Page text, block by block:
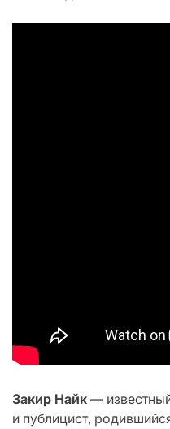
Закир Найк —
и публицист,